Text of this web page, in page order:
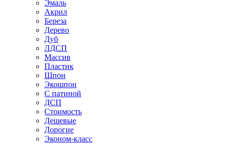
Эмаль
Акрил
Береза
Дерево
Дуб
ЛДСП
Массив
Пластик
Шпон
Экошпон
С патиной
ДСП
Стоимость
Дешевые
Дорогие
Эконом-класс